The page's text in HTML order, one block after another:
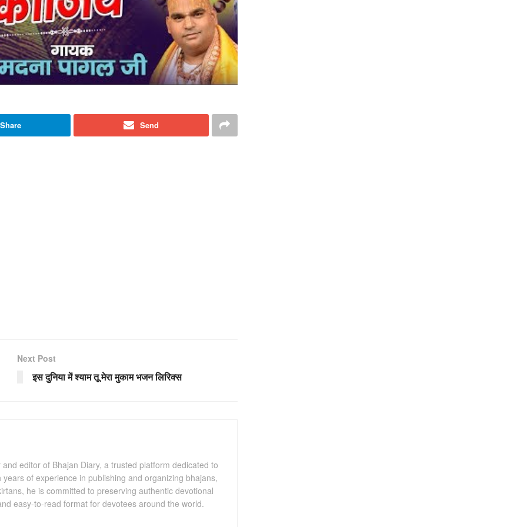
Share Send
Next Post
इस दुनिया में श्याम तू मेरा मुकाम भजन लिरिक्स
editor of Bhajan Diary, a trusted platform dedicated to
of experience in publishing and organizing bhajans,
he is committed to preserving authentic devotional
easy-to-read format for devotees around the world.